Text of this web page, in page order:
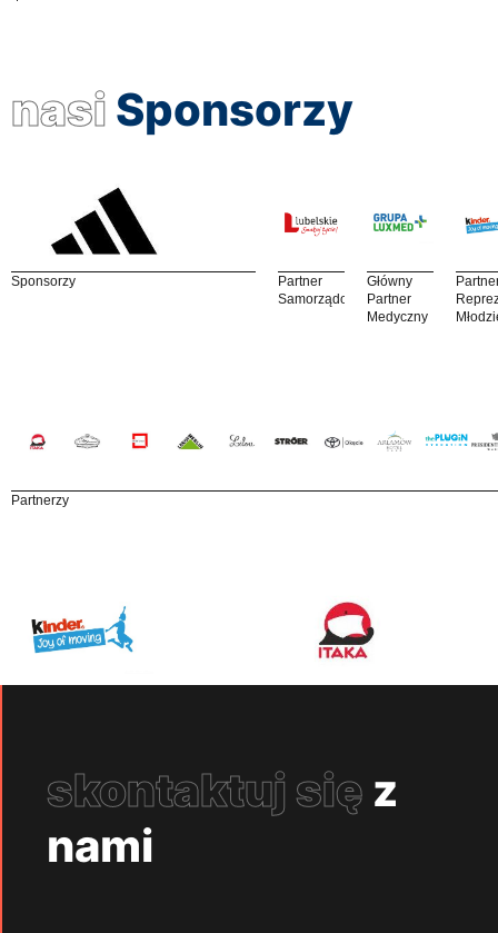
nasi Sponsorzy
Sponsorzy
Partner
Samorządowy
Główny
Partner
Medyczny
Partnerzy
skontaktuj się z
nami